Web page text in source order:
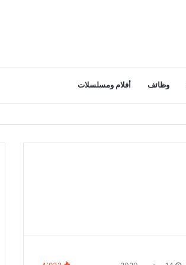
وظائف أفلام ومسلسلات